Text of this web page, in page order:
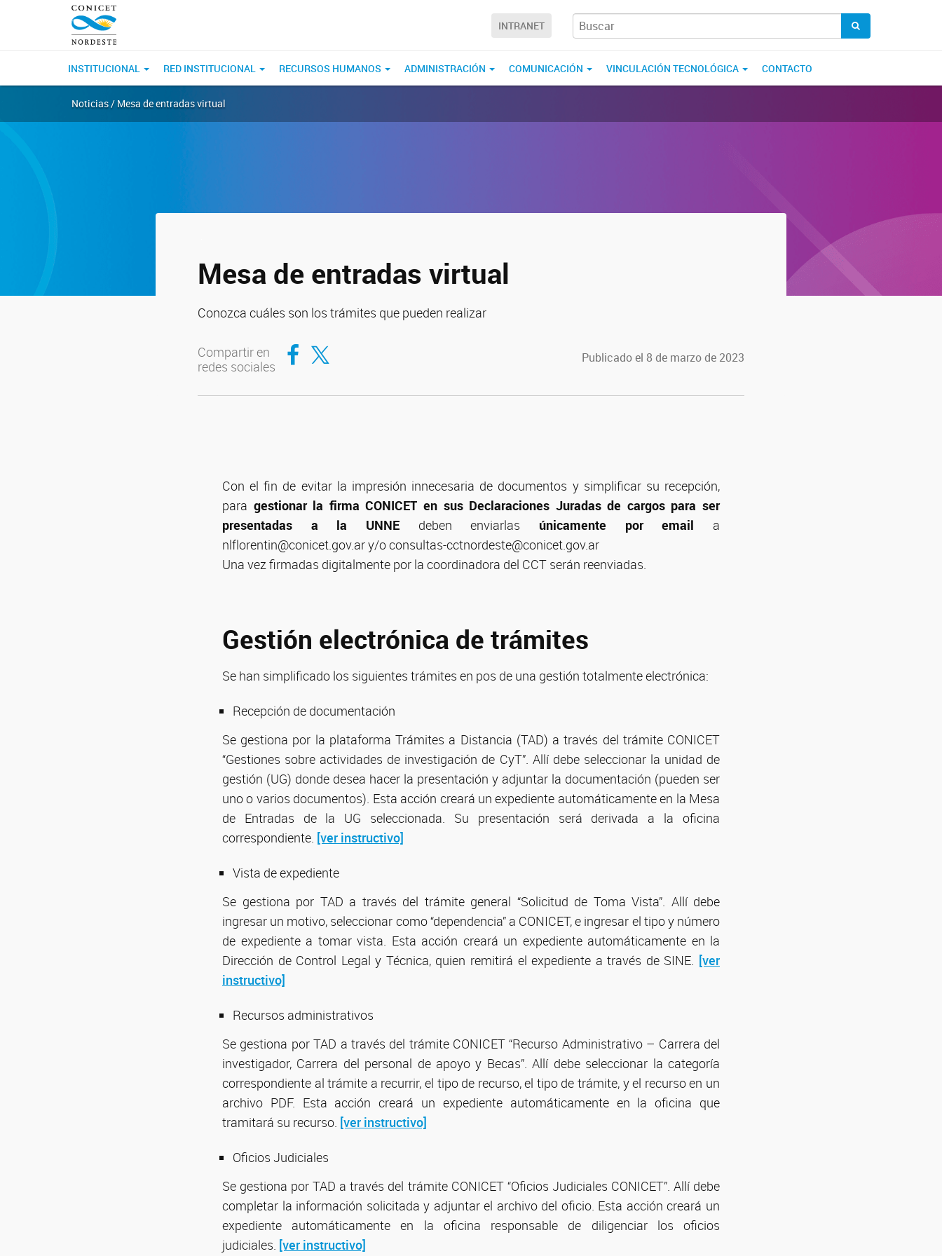
INTRANET
INSTITUCIONAL RED INSTITUCIONAL RECURSOS HUMANOS ADMINISTRACIÓN COMUNICACIÓN VINCULACIÓN TECNOLÓGICA CONTACTO
Noticias / Mesa de entradas virtual
Mesa de entradas virtual
Conozca cuáles son los trámites que pueden realizar
Compartir en
redes sociales
Compartir en Facebook
Compartir en Twitter Publicado el 8 de marzo de 2023
Con el fin de evitar la impresión innecesaria de documentos y simplificar su recepción,
para gestionar la firma CONICET en sus Declaraciones Juradas de cargos para ser
presentadas a la UNNE deben enviarlas únicamente por email a
nlflorentin@conicet.gov.ar y/o consultas-cctnordeste@conicet.gov.ar
Una vez firmadas digitalmente por la coordinadora del CCT serán reenviadas.
Gestión electrónica de trámites
Se han simplificado los siguientes trámites en pos de una gestión totalmente electrónica:
Recepción de documentación
Se gestiona por la plataforma Trámites a Distancia (TAD) a través del trámite CONICET
“Gestiones sobre actividades de investigación de CyT”. Allí debe seleccionar la unidad de
gestión (UG) donde desea hacer la presentación y adjuntar la documentación (pueden ser
uno o varios documentos). Esta acción creará un expediente automáticamente en la Mesa
de Entradas de la UG seleccionada. Su presentación será derivada a la oficina
correspondiente. [ver instructivo]
Vista de expediente
Se gestiona por TAD a través del trámite general “Solicitud de Toma Vista”. Allí debe
ingresar un motivo, seleccionar como “dependencia” a CONICET, e ingresar el tipo y número
de expediente a tomar vista. Esta acción creará un expediente automáticamente en la
Dirección de Control Legal y Técnica, quien remitirá el expediente a través de SINE. [ver
instructivo]
Recursos administrativos
Se gestiona por TAD a través del trámite CONICET “Recurso Administrativo – Carrera del
investigador, Carrera del personal de apoyo y Becas”. Allí debe seleccionar la categoría
correspondiente al trámite a recurrir, el tipo de recurso, el tipo de trámite, y el recurso en un
archivo PDF. Esta acción creará un expediente automáticamente en la oficina que
tramitará su recurso. [ver instructivo]
Oficios Judiciales
Se gestiona por TAD a través del trámite CONICET “Oficios Judiciales CONICET”. Allí debe
completar la información solicitada y adjuntar el archivo del oficio. Esta acción creará un
expediente automáticamente en la oficina responsable de diligenciar los oficios
judiciales. [ver instructivo]